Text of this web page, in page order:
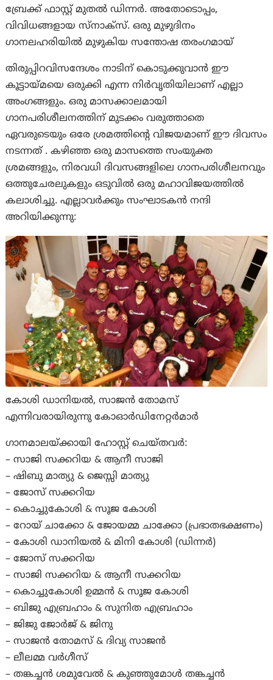
ബ്രേക്ക് ഫാസ്റ്റ് മുതൽ ഡിന്നർ. അതോടൊപ്പം,
വിവിധങ്ങളായ സ്നാക്സ്. ഒരു മുഴുദിനം
ഗാനലഹരിയിൽ മുഴുകിയ സന്തോഷ തരംഗമായ്
തിരുപ്പിറവിസന്ദേശം നാടിന് കൊടുക്കുവാൻ ഈ
കൂട്ടായ്മയെ ഒരുക്കി എന്ന നിർവൃതിയിലാണ് എല്ലാ
അംഗങ്ങളും. ഒരു മാസക്കാലമായി
ഗാനപരിശീലനത്തിന് മുടക്കം വരുത്താതെ
ഏവരുടെയും ഒരേ ശ്രമത്തിൻ്റെ വിജയമാണ് ഈ ദിവസം
നടന്നത് . കഴിഞ്ഞ ഒരു മാസത്തെ സംയുക്ത
ശ്രമങ്ങളും, നിരവധി ദിവസങ്ങളിലെ ഗാനപരിശീലനവും
ഒത്തുചേരലുകളും ഒടുവിൽ ഒരു മഹാവിജയത്തിൽ
കലാശിച്ചു. എല്ലാവർക്കും സംഘാടകൻ നന്ദി
അറിയിക്കുന്നു:
കോശി ഡാനിയൽ, സാജൻ തോമസ്
എന്നിവരായിരുന്നു കോഓര്‍ഡിനേറ്റർമാർ
ഗാനമാലയ്ക്കായി ഹോസ്റ്റ് ചെയ്തവർ:
– സാജി സക്കറിയ & ആനീ സാജി
– ഷിബു മാത്യു & ജെസ്സി മാത്യു
– ജോസ് സക്കറിയ
– കൊച്ചുകോശി & സൂജ കോശി
– റോയ് ചാക്കോ & ജോയമ്മ ചാക്കോ (പ്രഭാതഭക്ഷണം)
– കോശി ഡാനിയൽ & മിനി കോശി (ഡിന്നർ)
– ജോസ് സക്കറിയ
– സാജി സക്കറിയ & ആനീ സക്കറിയ
– കൊച്ചുകോശി ഉമ്മൻ & സൂജ കോശി
– ബിജു എബ്രഹാം & സുനിത എബ്രഹാം
– ജിജു ജോർജ് & ജിനു
– സാജൻ തോമസ് & ദിവ്യ സാജൻ
– ലീലമ്മ വർഗീസ്
– തങ്കച്ചൻ ശമുവേൽ & കുഞ്ഞുമോൾ തങ്കച്ചൻ